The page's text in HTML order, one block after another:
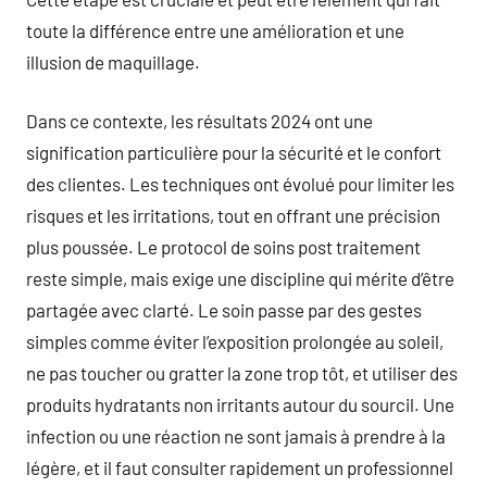
toute la différence entre une amélioration et une
illusion de maquillage.
Dans ce contexte, les résultats 2024 ont une
signification particulière pour la sécurité et le confort
des clientes. Les techniques ont évolué pour limiter les
risques et les irritations, tout en offrant une précision
plus poussée. Le protocol de soins post traitement
reste simple, mais exige une discipline qui mérite d’être
partagée avec clarté. Le soin passe par des gestes
simples comme éviter l’exposition prolongée au soleil,
ne pas toucher ou gratter la zone trop tôt, et utiliser des
produits hydratants non irritants autour du sourcil. Une
infection ou une réaction ne sont jamais à prendre à la
légère, et il faut consulter rapidement un professionnel